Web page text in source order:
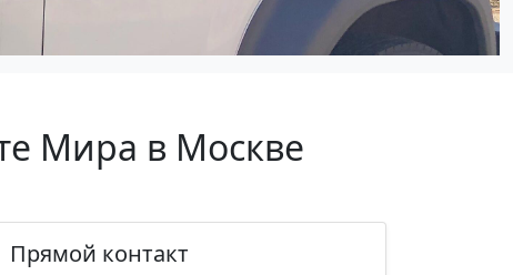
Мира в Москве
Прямой контакт